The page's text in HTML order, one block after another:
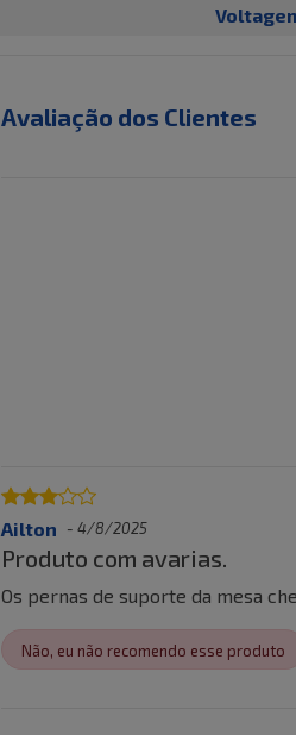
Avaliação dos Clientes
Ailton - 4/8/2025
Produto com avarias.
Os pernas de suporte da mesa
Não, eu não recomendo esse produto